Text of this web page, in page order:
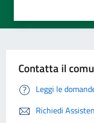
Contatta il
Leggi le
Richiedi